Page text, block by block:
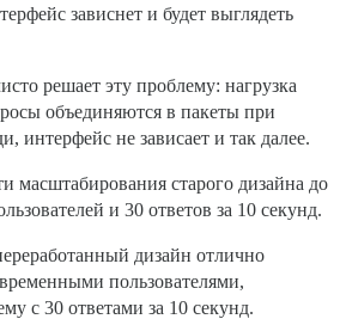
зависнет и будет выглядеть
решает эту проблему: нагрузка
объединяются в пакеты при
интерфейс не зависает и так далее.
масштабирования старого дизайна до
и 30 ответов за 10 секунд.
дизайн отлично
пользователями,
с 30 ответами за 10 секунд.